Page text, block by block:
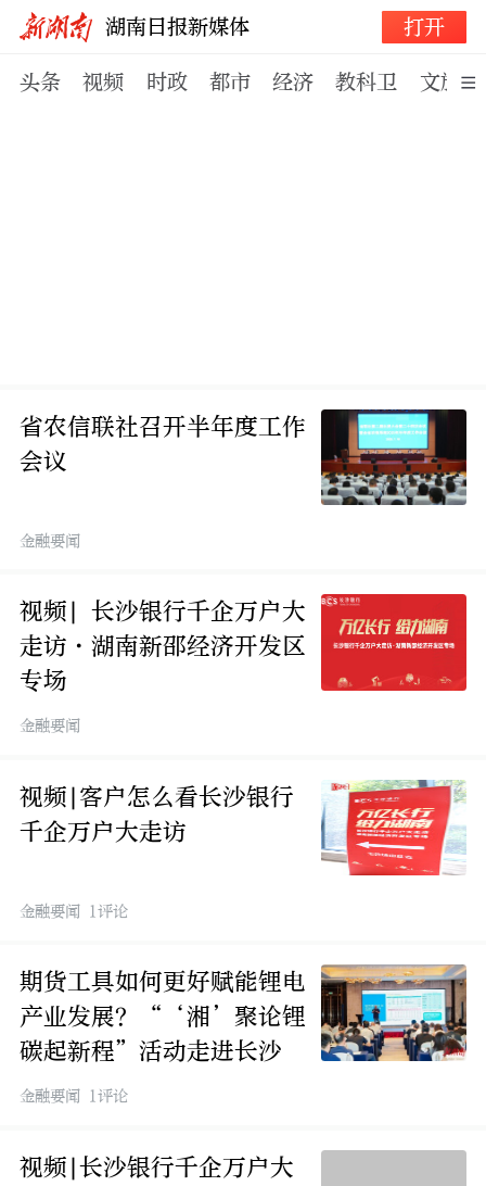
湖南日报新媒体 打开
头条 视频 时政 都市 经济 教科卫 文旅体
省农信联社召开半年度工作
会议
金融要闻
视频| 长沙银行千企万户大
走访·湖南新邵经济开发区
专场
金融要闻
视频|客户怎么看长沙银行
千企万户大走访
金融要闻 1评论
期货工具如何更好赋能锂电
产业发展？“‘湘’聚论锂
碳起新程”活动走进长沙
金融要闻 1评论
视频|长沙银行千企万户大